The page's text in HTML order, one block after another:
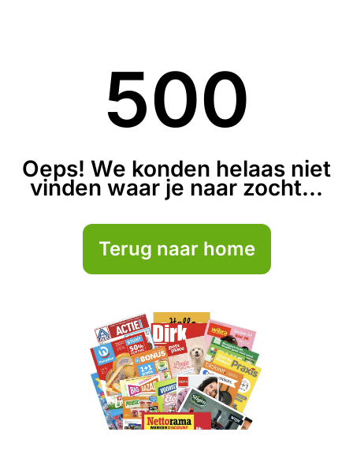
500
Oeps! We konden helaas niet
vinden waar je naar zocht...
Terug naar home